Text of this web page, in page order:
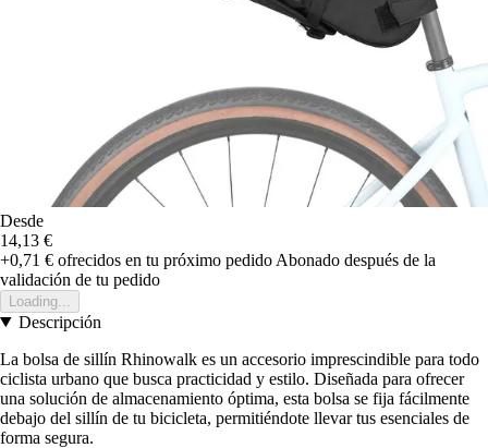
Desde
14,13 €
+0,71 € ofrecidos en tu próximo pedido Abonado después de la
validación de tu pedido
Loading...
Descripción
La bolsa de sillín Rhinowalk es un accesorio imprescindible para todo
ciclista urbano que busca practicidad y estilo. Diseñada para ofrecer
una solución de almacenamiento óptima, esta bolsa se fija fácilmente
debajo del sillín de tu bicicleta, permitiéndote llevar tus esenciales de
forma segura.